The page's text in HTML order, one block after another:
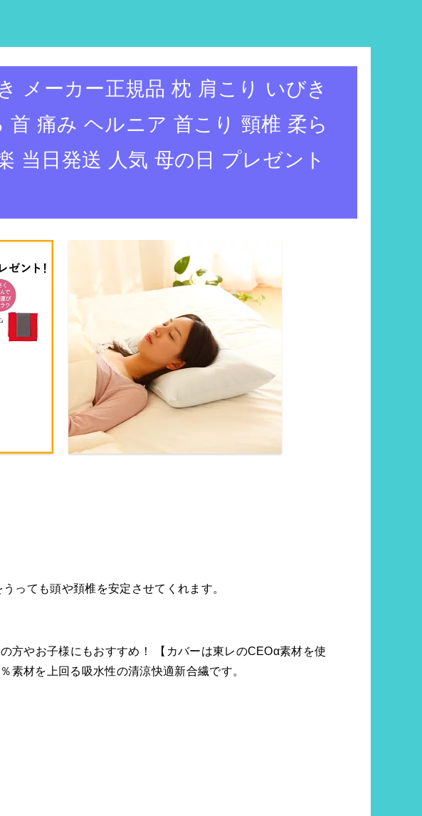
メーカー正規品 枕 肩こり いびき
痛み ヘルニア 首こり 頸椎 柔ら
当日発送 人気 母の日 プレゼント
っても頭や頚椎を安定させてくれます。
方やお子様にもおすすめ！ 【カバーは東レのCEOα素材を使
素材を上回る吸水性の清涼快適新合繊です。